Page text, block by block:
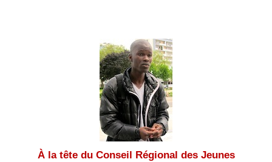
À la tête du Conseil Régional des Jeunes